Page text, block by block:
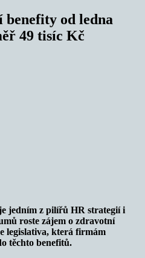
od ledna
49 tisíc Kč
jedním z pilířů HR strategií i
roste zájem o zdravotní
legislativa, která firmám
těchto benefitů.